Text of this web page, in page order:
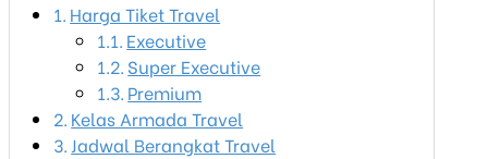
Harga Tiket Travel
Executive
Super Executive
Premium
Kelas Armada Travel
Jadwal Berangkat Travel